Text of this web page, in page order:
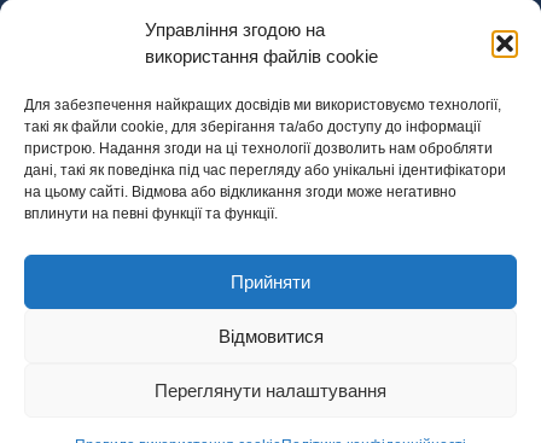
Управління згодою на
використання файлів cookie
Для забезпечення найкращих досвідів ми використовуємо технології,
такі як файли cookie, для зберігання та/або доступу до інформації
пристрою. Надання згоди на ці технології дозволить нам обробляти
дані, такі як поведінка під час перегляду або унікальні ідентифікатори
на цьому сайті. Відмова або відкликання згоди може негативно
вплинути на певні функції та функції.
Прийняти
Відмовитися
Переглянути налаштування
з 9 до 18 (GMT+2) у будні
Спосіб оплати
Правова інформація